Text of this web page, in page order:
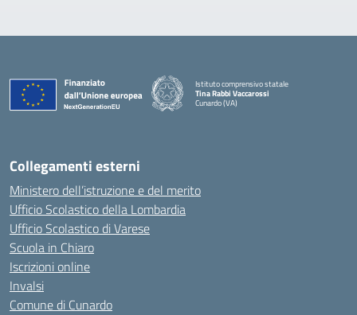
Istituto comprensivo statale
Tina Rabbi Vaccarossi
Cunardo (VA)
Collegamenti esterni
Ministero dell’istruzione e del merito
Ufficio Scolastico della Lombardia
Ufficio Scolastico di Varese
Scuola in Chiaro
Iscrizioni online
Invalsi
Comune di Cunardo